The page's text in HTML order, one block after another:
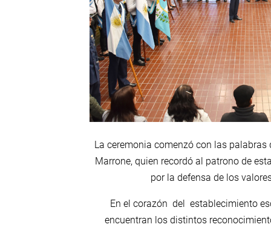
La ceremonia comenzó con las
Marrone, quien recordó al patrono de
por la defensa de los
En el corazón del establecimiento
encuentran los distintos